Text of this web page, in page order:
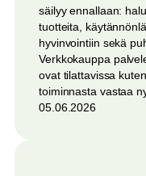
säilyy ennallaan:
tuotteita,
hyvinvointiin sekä
Verkkokauppa
ovat tilattavissa
toiminnasta vastaa
05.06.2026